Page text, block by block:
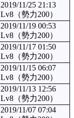
2019/11/25 21:13
Lv8（勢力200）
2019/11/19 00:53
Lv8（勢力200）
2019/11/17 01:50
Lv8（勢力200）
2019/11/15 06:07
Lv8（勢力200）
2019/11/13 12:56
Lv8（勢力200）
2019/11/07 07:04